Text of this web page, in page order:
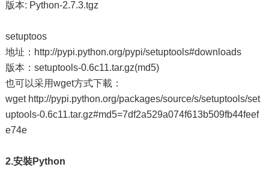
版本: Python-2.7.3.tgz
setuptoos
地址：http://pypi.python.org/pypi/setuptools#downloads
版本：setuptools-0.6c11.tar.gz(md5)
也可以采用wget方式下載：
wget http://pypi.python.org/packages/source/s/setuptools/set
uptools-0.6c11.tar.gz#md5=7df2a529a074f613b509fb44feef
e74e
2.安裝Python